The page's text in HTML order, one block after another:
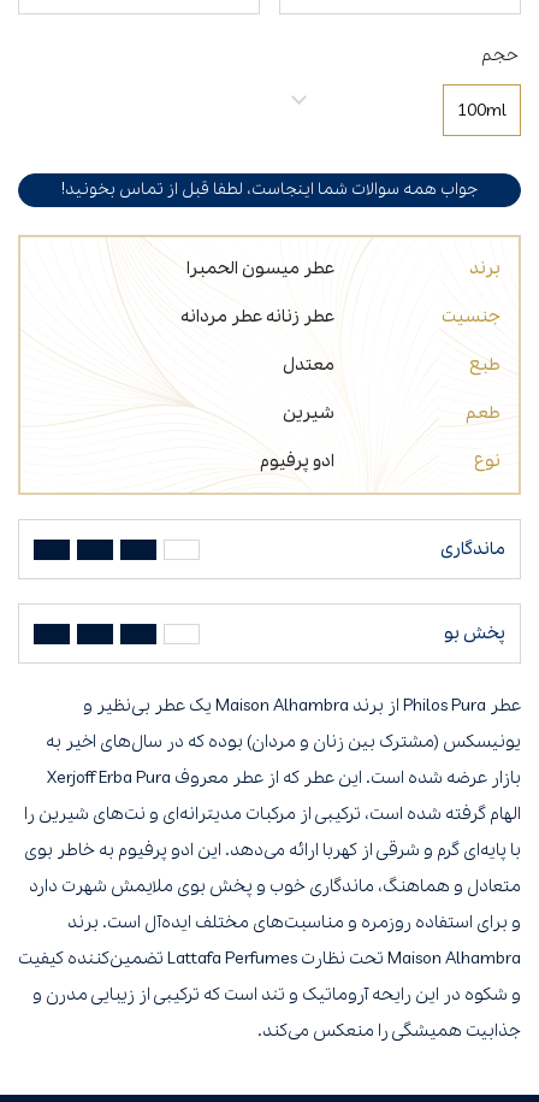
حجم
100ml
جواب همه سوالات شما اینجاست، لطفا قبل از تماس بخونید!
برند
عطر میسون الحمبرا
جنسیت
عطر زنانهعطر مردانه
طبع
معتدل
طعم
شیرین
نوع
ادو پرفیوم
ماندگاری
پخش بو
عطر Philos Pura از برند Maison Alhambra یک عطر بی‌نظیر و
یونیسکس (مشترک بین زنان و مردان) بوده که در سال‌های اخیر به
بازار عرضه شده است. این عطر که از عطر معروف Xerjoff Erba Pura
الهام گرفته شده است، ترکیبی از مرکبات مدیترانه‌ای و نت‌های شیرین را
با پایه‌ای گرم و شرقی از کهربا ارائه می‌دهد. این ادو پرفیوم به خاطر بوی
متعادل و هماهنگ، ماندگاری خوب و پخش بوی ملایمش شهرت دارد
و برای استفاده روزمره و مناسبت‌های مختلف ایده‌آل است. برند
Maison Alhambra تحت نظارت Lattafa Perfumes تضمین‌کننده کیفیت
و شکوه در این رایحه آروماتیک و تند است که ترکیبی از زیبایی مدرن و
جذابیت همیشگی را منعکس می‌کند.